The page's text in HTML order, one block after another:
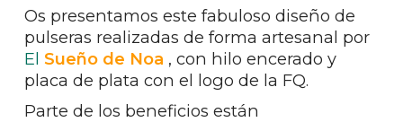
Os presentamos este fabuloso diseño de
pulseras realizadas de forma artesanal por
El Sueño de Noa , con hilo encerado y
placa de plata con el logo de la FQ.
Parte de los beneficios están